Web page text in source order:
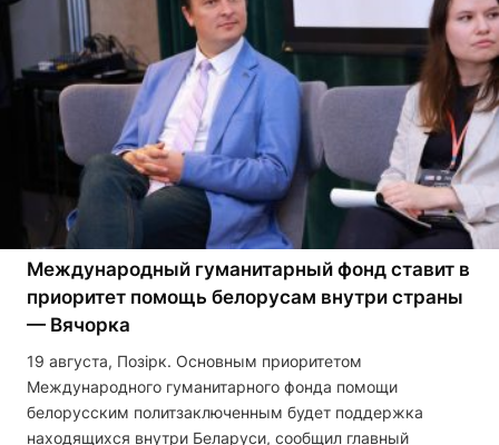
Международный гуманитарный фонд ставит в
приоритет помощь белорусам внутри страны
— Вячорка
19 августа, Позірк. Основным приоритетом
Международного гуманитарного фонда помощи
белорусским политзаключенным будет поддержка
находящихся внутри Беларуси, сообщил главный